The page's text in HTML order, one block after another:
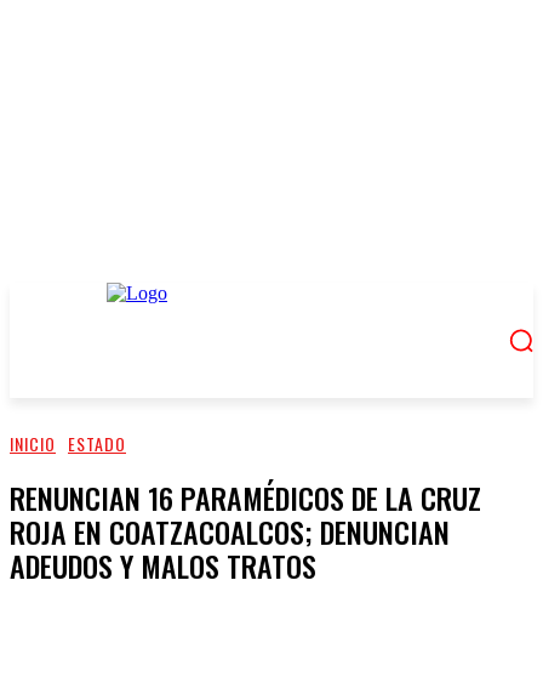
INICIO ESTADO
RENUNCIAN 16 PARAMÉDICOS DE LA CRUZ
ROJA EN COATZACOALCOS; DENUNCIAN
ADEUDOS Y MALOS TRATOS